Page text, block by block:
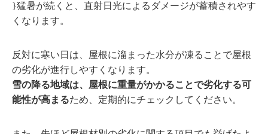
}猛暑が続くと、直射日光によるダメージが蓄積されやす
くなります。
反対に寒い日は、屋根に溜まった水分が凍ることで屋根
の劣化が進行しやすくなります。
雪の降る地域は、屋根に重量がかかることで劣化する可
能性が高まるため、定期的にチェックしてください。